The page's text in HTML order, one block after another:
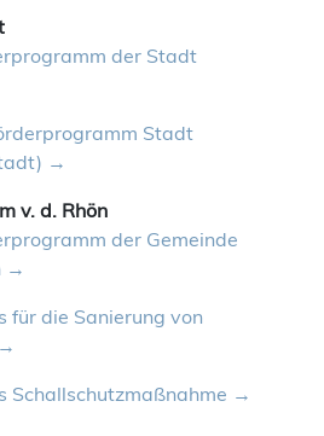
der Stadt
Stadt
v. d. Rhön
der Gemeinde
für die Sanierung von
Schallschutzmaßnahme